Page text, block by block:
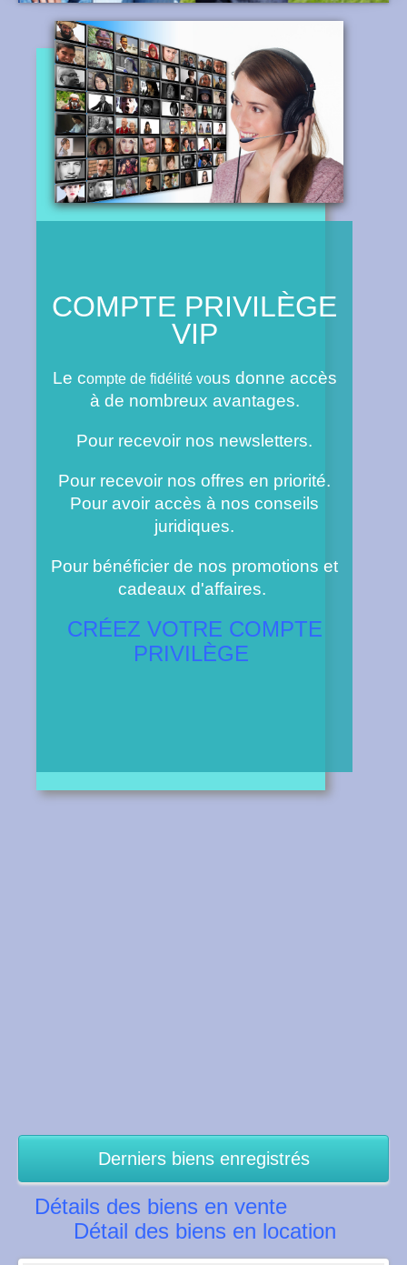
COMPTE PRIVILÈGE
VIP
Le compte de fidélité vous donne accès
à de nombreux avantages.
Pour recevoir nos newsletters.
Pour recevoir nos offres en priorité.
Pour avoir accès à nos conseils
juridiques.
Pour bénéficier de nos promotions et
cadeaux d'affaires.
CRÉEZ VOTRE COMPTE
PRIVILÈGE
Derniers biens enregistrés
Détails des biens en vente
Détail des biens en location